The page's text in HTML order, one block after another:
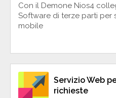
Con il Demone Nios4
Software di terze parti per
mobile
Servizio Web
richieste